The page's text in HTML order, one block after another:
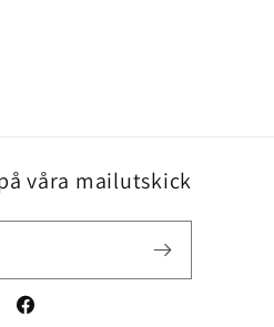
våra mailutskick
Facebook